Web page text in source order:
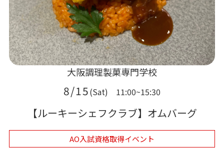
大阪調理製菓専門学校
8/15(Sat) 11:00~15:30
【ルーキーシェフクラブ】オムバーグ
AO入試資格取得イベント